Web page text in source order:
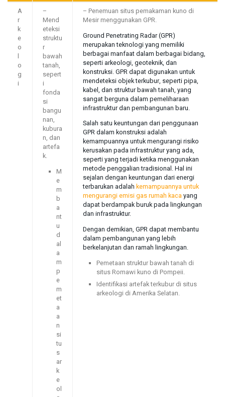
A
r
k
e
o
l
o
g
i
–
Mend
eteksi
struktu
r
bawah
tanah,
sepert
i
fonda
si
bangu
nan,
kubura
n, dan
artefa
k.
M
e
m
b
a
nt
u
d
al
a
m
p
e
m
et
a
a
n
si
tu
s
ar
k
e
ol
– Penemuan situs pemakaman kuno di
Mesir menggunakan GPR.
Ground Penetrating Radar (GPR)
merupakan teknologi yang memiliki
berbagai manfaat dalam berbagai bidang,
seperti arkeologi, geoteknik, dan
konstruksi. GPR dapat digunakan untuk
mendeteksi objek terkubur, seperti pipa,
kabel, dan struktur bawah tanah, yang
sangat berguna dalam pemeliharaan
infrastruktur dan pembangunan baru.
Salah satu keuntungan dari penggunaan
GPR dalam konstruksi adalah
kemampuannya untuk mengurangi risiko
kerusakan pada infrastruktur yang ada,
seperti yang terjadi ketika menggunakan
metode penggalian tradisional. Hal ini
sejalan dengan keuntungan dari energi
terbarukan adalah kemampuannya untuk
mengurangi emisi gas rumah kacayang
dapat berdampak buruk pada lingkungan
dan infrastruktur.
Dengan demikian, GPR dapat membantu
dalam pembangunan yang lebih
berkelanjutan dan ramah lingkungan.
Pemetaan struktur bawah tanah di
situs Romawi kuno di Pompeii.
Identifikasi artefak terkubur di situs
arkeologi di Amerika Selatan.